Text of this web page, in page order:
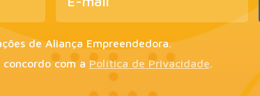
de Aliança Empreendedora.
com a Política de Privacidade.